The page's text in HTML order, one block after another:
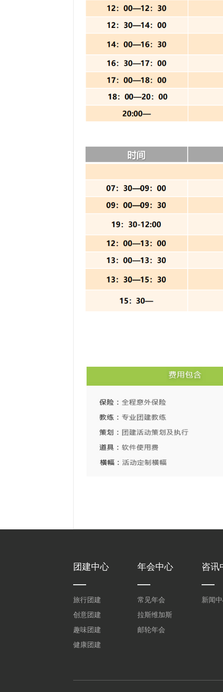
团建中心
旅行团建
创意团建
趣味团建
健康团建
年会中心
常见年会
拉斯维加斯
邮轮年会
咨讯
新闻